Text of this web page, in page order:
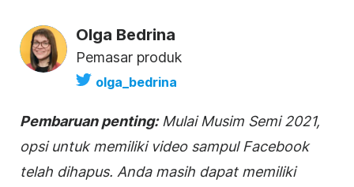
Olga Bedrina
Pemasar produk
olga_bedrina
Pembaruan penting:Mulai Musim Semi 2021,
opsi untuk memiliki video sampul Facebook
telah dihapus. Anda masih dapat memiliki